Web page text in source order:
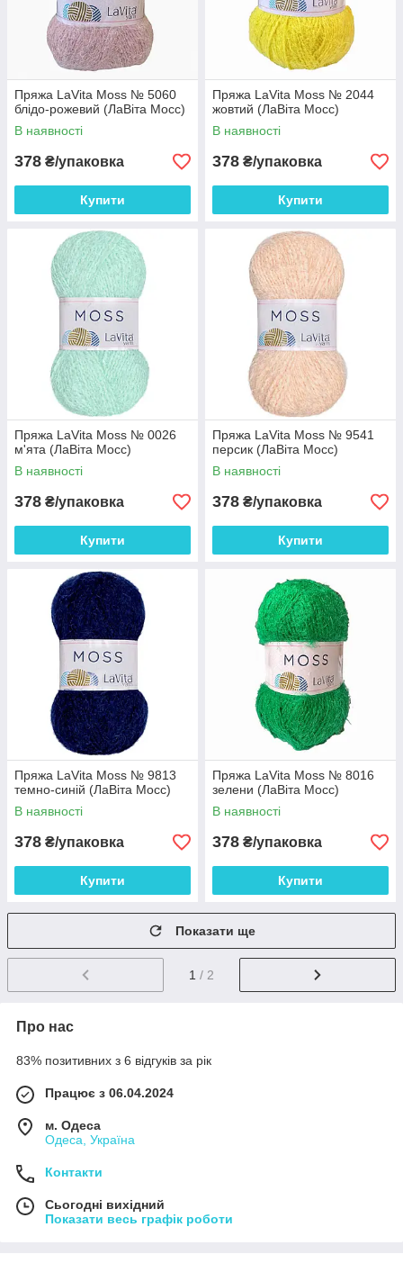
Пряжа LaVita Moss № 5060
блідо-рожевий (ЛаВіта Мосс)
В наявності
378 ₴/упаковка
Купити
Пряжа LaVita Moss № 2044
жовтий (ЛаВіта Мосс)
В наявності
378 ₴/упаковка
Купити
Пряжа LaVita Moss № 0026
м'ята (ЛаВіта Мосс)
В наявності
378 ₴/упаковка
Купити
Пряжа LaVita Moss № 9541
персик (ЛаВіта Мосс)
В наявності
378 ₴/упаковка
Купити
Пряжа LaVita Moss № 9813
темно-синій (ЛаВіта Мосс)
В наявності
378 ₴/упаковка
Купити
Пряжа LaVita Moss № 8016
зелени (ЛаВіта Мосс)
В наявності
378 ₴/упаковка
Купити
Показати ще
1 / 2
Про нас
83% позитивних з 6 відгуків за рік
Працює з 06.04.2024
м. Одеса
Одеса, Україна
Контакти
Сьогодні вихідний
Показати весь графік роботи